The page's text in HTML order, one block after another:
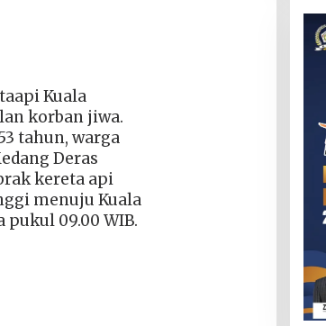
Kuala
korban jiwa.
tahun, warga
Deras
kereta api
menuju Kuala
pukul 09.00 WIB.